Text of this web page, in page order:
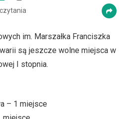
im. Marszałka Franciszka
są jeszcze wolne miejsca w
I stopnia.
– 1 miejsce